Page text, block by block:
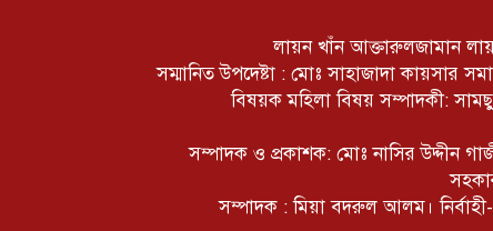
লায়ন খাঁন আক্তারুলজামান
সম্মানিত উপদেষ্টা : মোঃ সাহাজাদা কায়সার
বিষয়ক মহিলা বিষয় সম্পাদকী:
সম্পাদক ও প্রকাশক: মোঃ নাসির উদ্দীন
সম্পাদক : মিয়া বদরুল আলম।